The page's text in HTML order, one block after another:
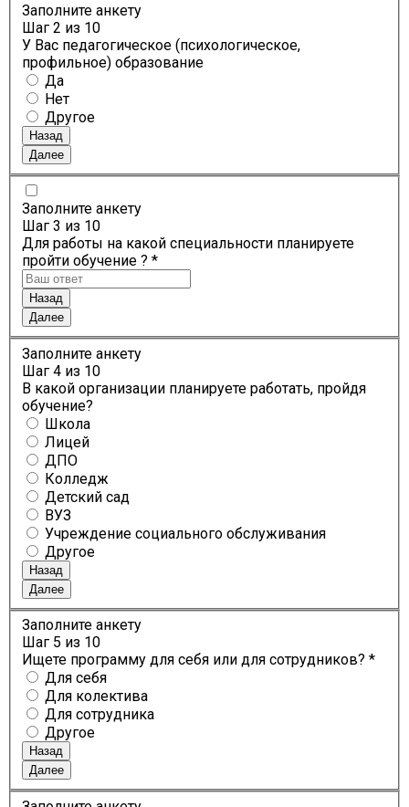
Заполните анкету
Шаг 2 из 10
У Вас педагогическое (психологическое,
профильное) образование
Да
Нет
Другое
Назад
Далее
Заполните анкету
Шаг 3 из 10
Для работы на какой специальности планируете
пройти обучение ? *
Назад
Далее
Заполните анкету
Шаг 4 из 10
В какой организации планируете работать, пройдя
обучение?
Школа
Лицей
ДПО
Колледж
Детский сад
ВУЗ
Учреждение социального обслуживания
Другое
Назад
Далее
Заполните анкету
Шаг 5 из 10
Ищете программу для себя или для сотрудников? *
Для себя
Для колектива
Для сотрудника
Другое
Назад
Далее